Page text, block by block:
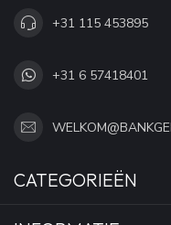
+31 115 453895
+31 6 57418401
CATEGORIEËN